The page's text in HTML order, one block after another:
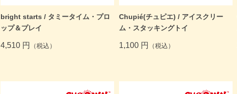
bright starts / タミータイム・プロ
ップ＆プレイ
4,510 円 （税込）
Chupié(チュピエ) / アイスクリー
ム・スタッキングトイ
1,100 円 （税込）